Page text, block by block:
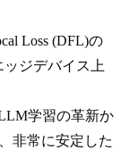
Loss (DFL)の
ジデバイス上
学習の革新か
非常に安定した